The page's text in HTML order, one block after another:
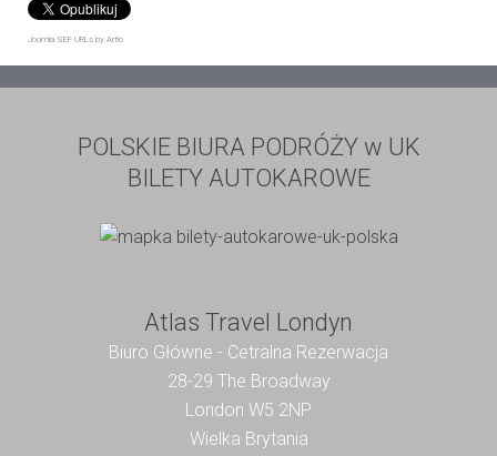
Joomla SEF URLs by Artio
POLSKIE BIURA PODRÓŻY w UK
BILETY AUTOKAROWE
Atlas Travel Londyn
Biuro Główne - Cetralna Rezerwacja
28-29 The Broadway
London W5 2NP
Wielka Brytania